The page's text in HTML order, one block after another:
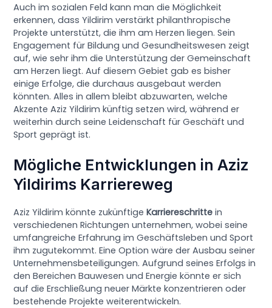
Auch im sozialen Feld kann man die Möglichkeit
erkennen, dass Yildirim verstärkt philanthropische
Projekte unterstützt, die ihm am Herzen liegen. Sein
Engagement für Bildung und Gesundheitswesen zeigt
auf, wie sehr ihm die Unterstützung der Gemeinschaft
am Herzen liegt. Auf diesem Gebiet gab es bisher
einige Erfolge, die durchaus ausgebaut werden
könnten. Alles in allem bleibt abzuwarten, welche
Akzente Aziz Yildirim künftig setzen wird, während er
weiterhin durch seine Leidenschaft für Geschäft und
Sport geprägt ist.
Mögliche Entwicklungen in Aziz
Yildirims Karriereweg
Aziz Yildirim könnte zukünftigeKarriereschritte in
verschiedenen Richtungen unternehmen, wobei seine
umfangreiche Erfahrung im Geschäftsleben und Sport
ihm zugutekommt. Eine Option wäre der Ausbau seiner
Unternehmensbeteiligungen. Aufgrund seines Erfolgs in
den Bereichen Bauwesen und Energie könnte er sich
auf die Erschließung neuer Märkte konzentrieren oder
bestehende Projekte weiterentwickeln.